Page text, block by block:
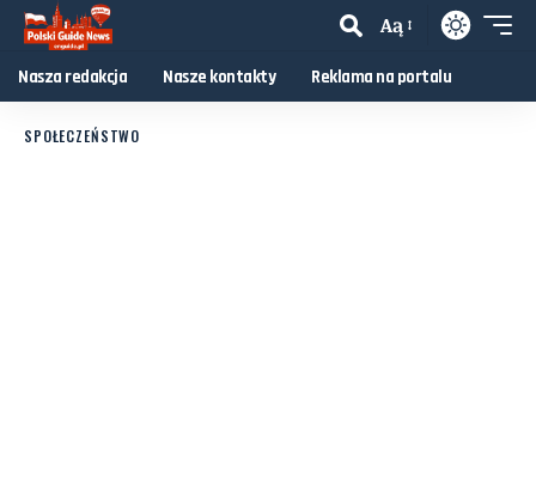
Aą
Nasza redakcja Nasze kontakty Reklama na portalu
SPOŁECZEŃSTWO